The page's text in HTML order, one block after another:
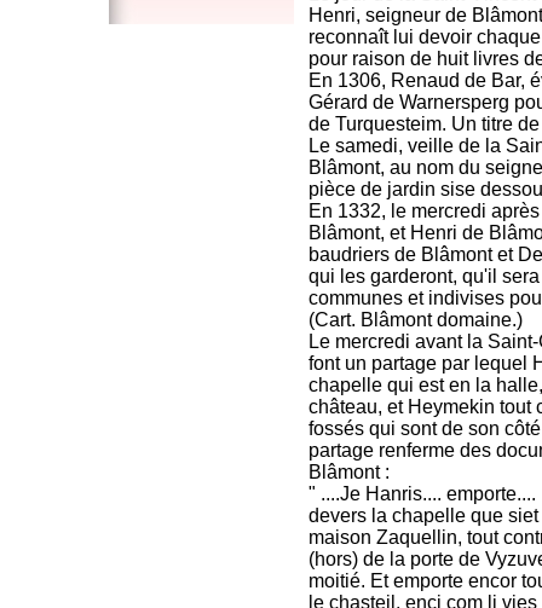
Henri, seigneur de
reconnaît lui devoir
pour raison de huit livres
En 1306, Renaud de Bar,
Gérard de Warnersperg
de Turquesteim. Un titre
Le samedi, veille de la
Blâmont, au nom du
pièce de jardin sise
En 1332, le mercredi
Blâmont, et Henri de
baudriers de Blâmont et
qui les garderont, qu'il
communes et indivises
(Cart. Blâmont domaine.)
Le mercredi avant la
font un partage par lequel
chapelle qui est en la
château, et Heymekin tout
fossés qui sont de son
partage renferme des
Blâmont :
" ....Je Hanris....
devers la chapelle que
maison Zaquellin, tout
(hors) de la porte de
moitié. Et emporte encor
le chasteil, enci com li